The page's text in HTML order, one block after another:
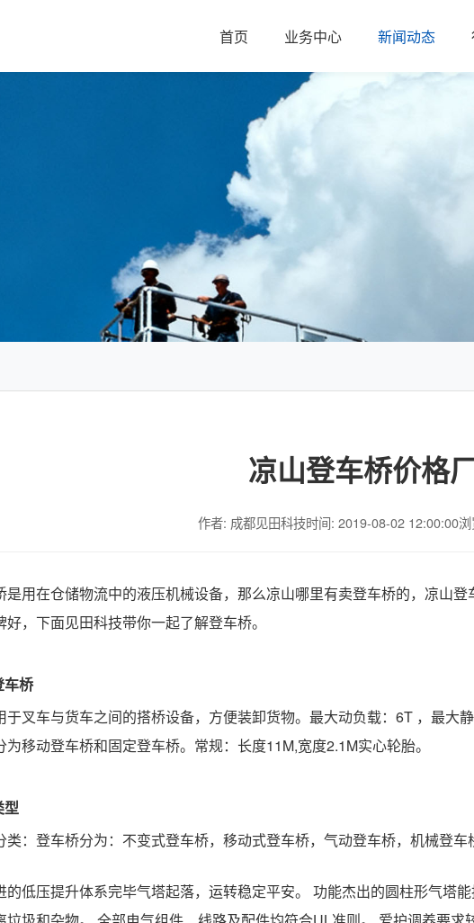
首页 业务中心 新闻动态
凉山登车桥价格
作者: 成都见田科技时间: 2019-08-02 12:00:00
是用在仓储物流中的液压机械设备，那么凉山哪里有卖登车桥的，凉山
好，下面见田科技带你一起了解登车桥。
车桥
于叉车与货车之间的搭桥设备，方便装卸货物。最大动负载： 6T ，最大
为移动登车桥和固定登车桥。常规：长度11M,宽度2.1M实心轮胎。
型
类：登车桥分为：不变式登车桥，移动式登车桥，气动登车桥，机械登车
的低压提升体系完毕气塔起落，运转稳定平安。 功能杰出的圆柱形气塔